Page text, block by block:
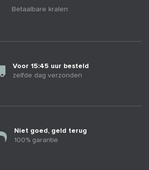
Betaalbare kralen
Voor 15:45 uur besteld
zelfde dag verzonden
Niet goed, geld terug
100% garantie